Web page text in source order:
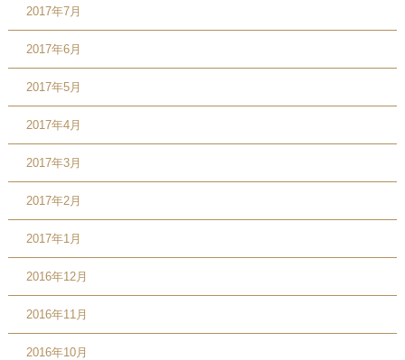
2017年7月
2017年6月
2017年5月
2017年4月
2017年3月
2017年2月
2017年1月
2016年12月
2016年11月
2016年10月